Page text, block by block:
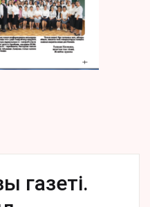
газеті.